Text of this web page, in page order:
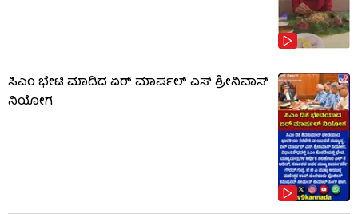
ಸಿಎಂ ಭೇಟಿ ಮಾಡಿದ ಏರ್ ಮಾರ್ಷಲ್ ಎಸ್ ಶ್ರೀನಿವಾಸ್
ನಿಯೋಗ